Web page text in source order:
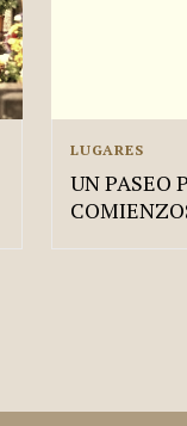
LUGARES
UN PASEO